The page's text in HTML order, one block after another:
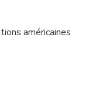
américaines